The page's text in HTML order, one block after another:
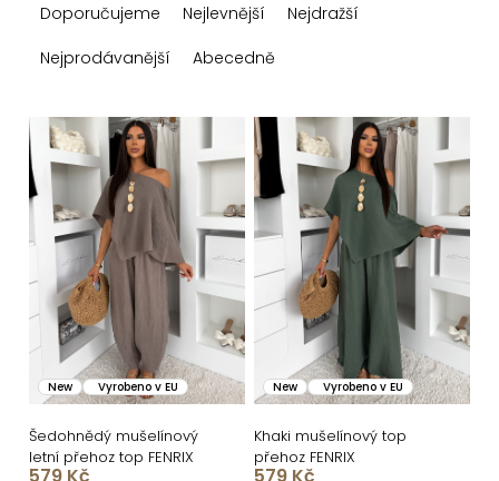
a
n
í
p
r
u
ů
Doporučujeme Nejlevnější
Nejdražší
Nejprodávanější
Abecedně
V
ý
p
i
s
p
r
o
d
u
New Vyrobeno v EU
Šedohnědý mušelínový
letní přehoz top FENRIX
New Vyrobeno v EU
Khaki mušelínový top
přehoz FENRIX